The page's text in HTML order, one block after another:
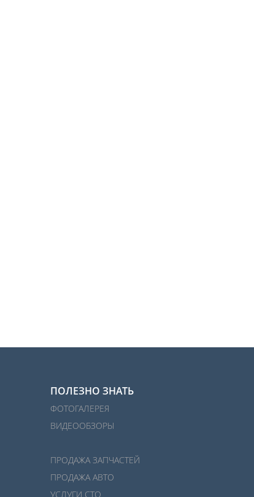
ПОЛЕЗНО ЗНАТЬ
ФОТОГАЛЕРЕЯ
ВИДЕООБЗОРЫ
ПРОДАЖА ЗАПЧАСТЕЙ
ПРОДАЖА АВТО
УСЛУГИ СТО